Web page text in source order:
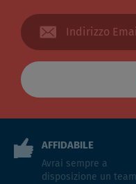
AFFIDABILE
Avrai sempre a
disposizione un